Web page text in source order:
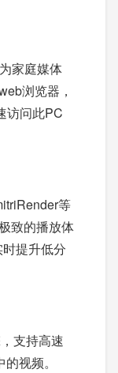
家庭媒体
浏览器，
访问此PC
等
致的播放体
提升低分
支持高速
视频。